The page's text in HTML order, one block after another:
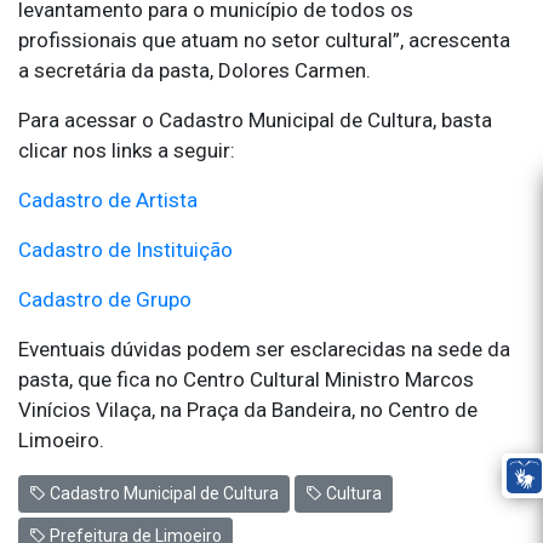
levantamento para o município de todos os
profissionais que atuam no setor cultural”, acrescenta
a secretária da pasta, Dolores Carmen.
Para acessar o Cadastro Municipal de Cultura, basta
clicar nos links a seguir:
Cadastro de Artista
Cadastro de Instituição
Cadastro de Grupo
Eventuais dúvidas podem ser esclarecidas na sede da
pasta, que fica no Centro Cultural Ministro Marcos
Vinícios Vilaça, na Praça da Bandeira, no Centro de
Limoeiro.
Cadastro Municipal de Cultura Cultura
Prefeitura de Limoeiro